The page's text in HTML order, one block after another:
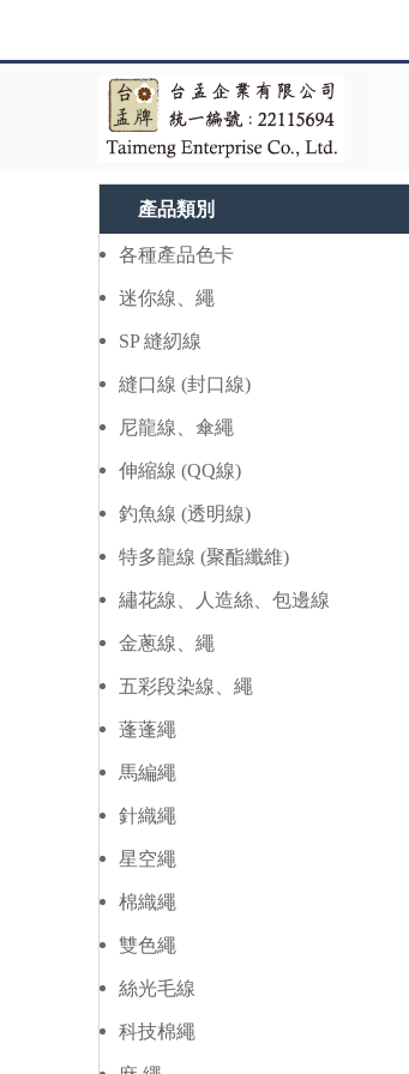
產品類別
各種產品色卡
迷你線、繩
SP 縫紉線
縫口線 (封口線)
尼龍線、傘繩
伸縮線 (QQ線)
釣魚線 (透明線)
特多龍線 (聚酯纖維)
繡花線、人造絲、包邊線
金蔥線、繩
五彩段染線、繩
蓬蓬繩
馬編繩
針織繩
星空繩
棉織繩
雙色繩
絲光毛線
科技棉繩